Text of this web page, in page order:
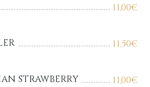
11,00€
11,50€
11,00€
STRAWBERRY